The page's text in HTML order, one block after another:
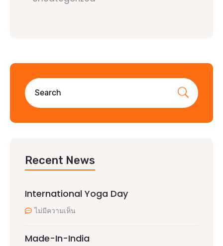
Recent News
International Yoga Day
ไม่มีความเห็น
Made-In-India